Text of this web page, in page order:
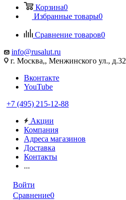
Корзина0
Избранные товары0
Сравнение товаров0
info@rusalut.ru
г. Москва,, Менжинского ул., д.32
Вконтакте
YouTube
+7 (495) 215-12-88
Акции
Компания
Адреса магазинов
Доставка
Контакты
...
Войти
Сравнение0